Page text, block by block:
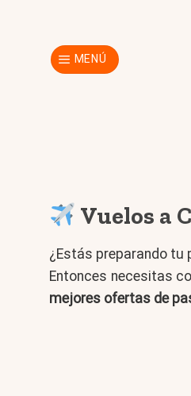
MENÚ
Vuelos a
¿Estás preparando tu
Entonces necesitas
mejores ofertas de